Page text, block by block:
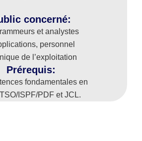
concerné:
et analystes
personnel
de l’exploitation
Prérequis:
fondamentales en
ISPF/PDF et JCL.